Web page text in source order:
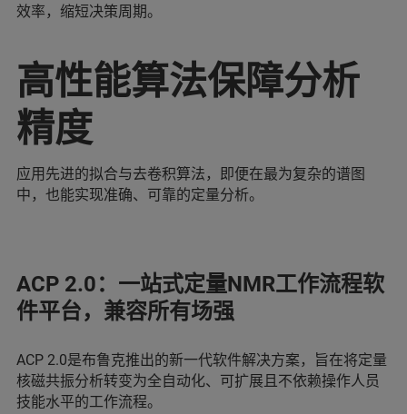
效率，缩短决策周期。
高性能算法保障分析
精度
应用先进的拟合与去卷积算法，即便在最为复杂的谱图
中，也能实现准确、可靠的定量分析。
ACP 2.0：一站式定量NMR工作流程软
件平台，兼容所有场强
ACP 2.0是布鲁克推出的新一代软件解决方案，旨在将定量
核磁共振分析转变为全自动化、可扩展且不依赖操作人员
技能水平的工作流程。